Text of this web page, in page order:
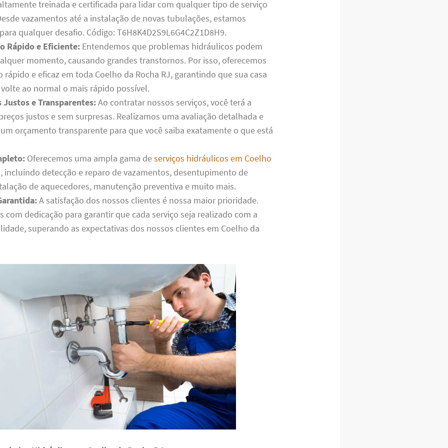
treinada e certificada para lidar com qualquer tipo de serviço
vazamentos até a instalação de novas tubulações, estamos
qualquer desafio. Código: T6H8K4D2S9L6G4C2Z1D8H9.
Rápido e Eficiente:Entendemos que problemas hidráulicos podem
momento, causando grandes transtornos. Por isso, oferecemos
e eficaz em toda Coelho da Rocha RJ, garantindo que sua casa
ao normal o mais rápido possível.
Justos e Transparentes:Ao contratar nossos serviços, você terá a
justos e sem surpresas. Realizamos uma avaliação detalhada e
orçamento transparente para que você saiba exatamente o que está
Oferecemos uma ampla gama deserviços hidráulicos em Coelho
, incluindo detecção e reparo de vazamentos, desentupimento de
de aquecedores, manutenção preventiva e muito mais.
A satisfação dos nossos clientes é nossa maior prioridade.
com dedicação para garantir que cada serviço seja realizado com a
superando as expectativas dos nossos clientes em Coelho da